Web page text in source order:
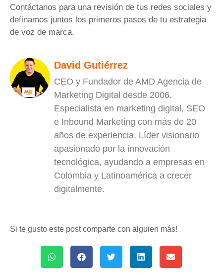
Contáctanos para una revisión de tus redes sociales y
definamos juntos los primeros pasos de tu estrategia
de voz de marca.
David Gutiérrez
CEO y Fundador de AMD Agencia de
Marketing Digital desde 2006.
Especialista en marketing digital, SEO
e Inbound Marketing con más de 20
años de experiencia. Líder visionario
apasionado por la innovación
tecnológica, ayudando a empresas en
Colombia y Latinoamérica a crecer
digitalmente.
Si te gusto este post comparte con alguien más!